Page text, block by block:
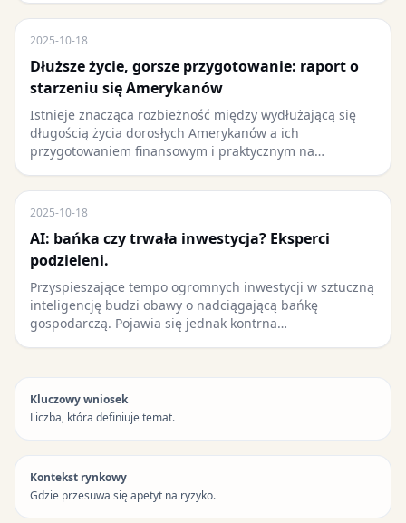
2025-10-18
Dłuższe życie, gorsze przygotowanie: raport o
starzeniu się Amerykanów
Istnieje znacząca rozbieżność między wydłużającą się
długością życia dorosłych Amerykanów a ich
przygotowaniem finansowym i praktycznym na…
2025-10-18
AI: bańka czy trwała inwestycja? Eksperci
podzieleni.
Przyspieszające tempo ogromnych inwestycji w sztuczną
inteligencję budzi obawy o nadciągającą bańkę
gospodarczą. Pojawia się jednak kontrna…
Kluczowy wniosek
Liczba, która definiuje temat.
Kontekst rynkowy
Gdzie przesuwa się apetyt na ryzyko.